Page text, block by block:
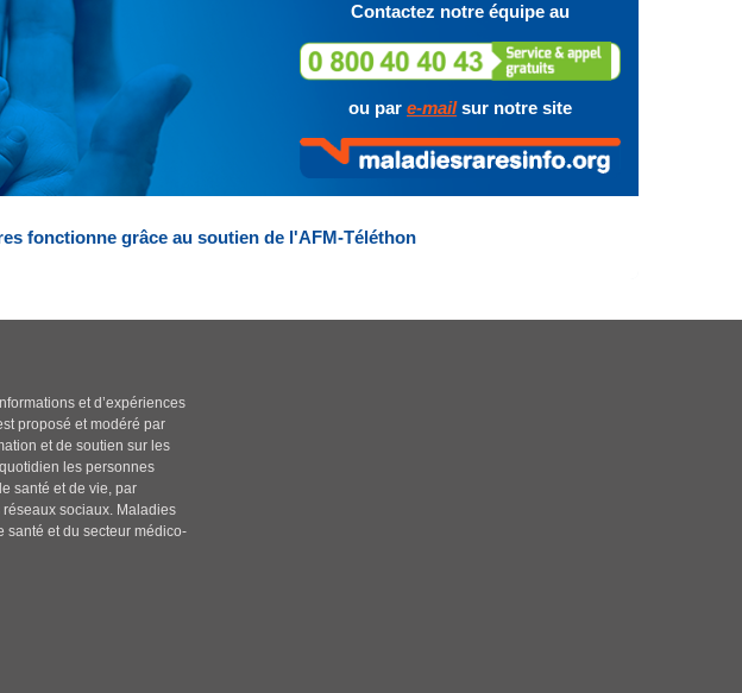
Contactez notre équipe au
ou par e-mailsur notre site
fonctionne grâce au soutien de l'AFM-Téléthon
et d’expériences
proposé et modéré par
et de soutien sur les
les personnes
santé et de vie, par
sociaux. Maladies
santé et du secteur médico-